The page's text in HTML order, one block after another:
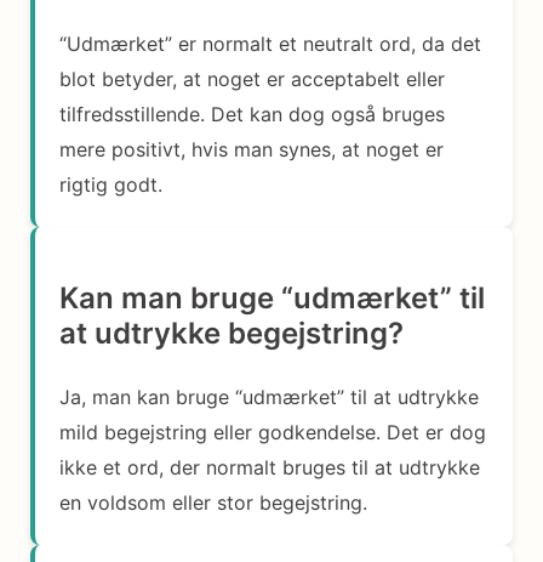
“Udmærket” er normalt et neutralt ord, da det
blot betyder, at noget er acceptabelt eller
tilfredsstillende. Det kan dog også bruges
mere positivt, hvis man synes, at noget er
rigtig godt.
Kan man bruge “udmærket” til
at udtrykke begejstring?
Ja, man kan bruge “udmærket” til at udtrykke
mild begejstring eller godkendelse. Det er dog
ikke et ord, der normalt bruges til at udtrykke
en voldsom eller stor begejstring.